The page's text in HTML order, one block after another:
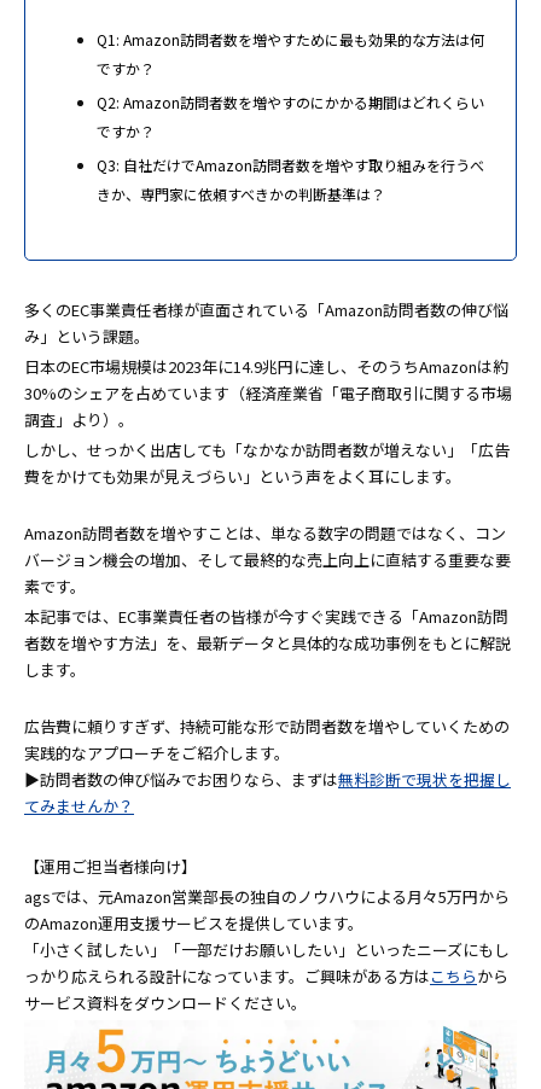
Q1: Amazon訪問者数を増やすために最も効果的な方法は何
ですか？
Q2: Amazon訪問者数を増やすのにかかる期間はどれくらい
ですか？
Q3: 自社だけでAmazon訪問者数を増やす取り組みを行うべ
きか、専門家に依頼すべきかの判断基準は？
多くのEC事業責任者様が直面されている「Amazon訪問者数の伸び悩
み」という課題。
日本のEC市場規模は2023年に14.9兆円に達し、そのうちAmazonは約
30%のシェアを占めています（経済産業省「電子商取引に関する市場
調査」より）。
しかし、せっかく出店しても「なかなか訪問者数が増えない」「広告
費をかけても効果が見えづらい」という声をよく耳にします。
Amazon訪問者数を増やすことは、単なる数字の問題ではなく、コン
バージョン機会の増加、そして最終的な売上向上に直結する重要な要
素です。
本記事では、EC事業責任者の皆様が今すぐ実践できる「Amazon訪問
者数を増やす方法」を、最新データと具体的な成功事例をもとに解説
します。
広告費に頼りすぎず、持続可能な形で訪問者数を増やしていくための
実践的なアプローチをご紹介します。
▶訪問者数の伸び悩みでお困りなら、まずは無料診断で現状を把握し
てみませんか？
【運用ご担当者様向け】
agsでは、元Amazon営業部長の独自のノウハウによる月々5万円から
のAmazon運用支援サービスを提供しています。
「小さく試したい」「一部だけお願いしたい」といったニーズにもし
っかり応えられる設計になっています。ご興味がある方はこちらから
サービス資料をダウンロードください。